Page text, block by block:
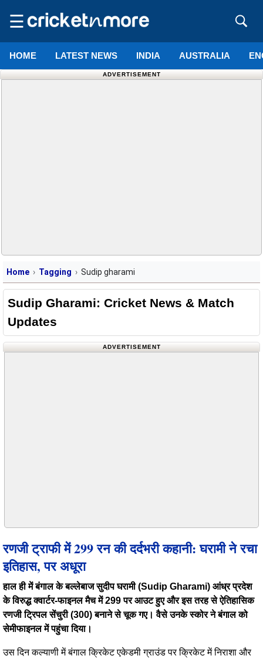
☰
HOME LATEST NEWS INDIA AUSTRALIA
ADVERTISEMENT
Home Tagging Sudip gharami
Sudip Gharami: Cricket News & Match
Updates
ADVERTISEMENT
रणजी ट्राफी में 299 रन की दर्दभरी कहानी: घरामी ने रचा
इतिहास, पर अधूरा
हाल ही में बंगाल के बल्लेबाज सुदीप घरामी (Sudip Gharami) आंध्र प्रदेश
के विरुद्ध क्वार्टर-फाइनल मैच में 299 पर आउट हुए और इस तरह से ऐतिहासिक
रणजी ट्रिपल सेंचुरी (300) बनाने से चूक गए। वैसे उनके स्कोर ने बंगाल को
सेमीफाइनल में पहुंचा दिया।
उस दिन कल्याणी में बंगाल क्रिकेट एकेडमी ग्राउंड पर क्रिकेट में निराशा और